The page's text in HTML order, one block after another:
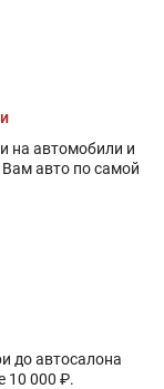
на автомобили и
авто по самой
до автосалона
10 000 ₽.